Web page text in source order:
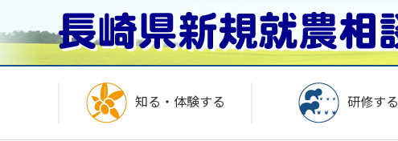
知る・体験する 研修する